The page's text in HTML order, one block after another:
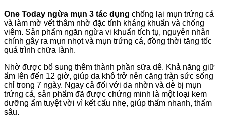
One Today ngừa mụn 3 tác dụng chống lại mụn trứng cá
và làm mờ vết thâm nhờ đặc tính kháng khuẩn và chống
viêm. Sản phẩm ngăn ngừa vi khuẩn tích tụ, nguyên nhân
chính gây ra mụn nhọt và mụn trứng cá, đồng thời tăng tốc
quá trình chữa lành.
Nhờ được bổ sung thêm thành phần sữa dê. Khả năng giữ
ẩm lên đến 12 giờ, giúp da khô trở nên căng tràn sức sống
chỉ trong 7 ngày. Ngay cả đối với da nhờn và dễ bị mụn
trứng cá, sản phẩm đã được chứng minh là một loại kem
dưỡng ẩm tuyệt vời vì kết cấu nhẹ, giúp thấm nhanh, thấm
sâu.